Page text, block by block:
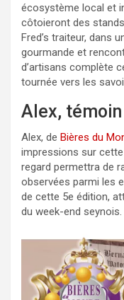
écosystème local et
côtoieront des
Fred’s traiteur, dans
gourmande et
d’artisans complète
tournée vers les
Alex, témoin
Alex, de Bières du
impressions sur
regard permettra de
observées parmi les
de cette 5e édition,
du week-end seynois.